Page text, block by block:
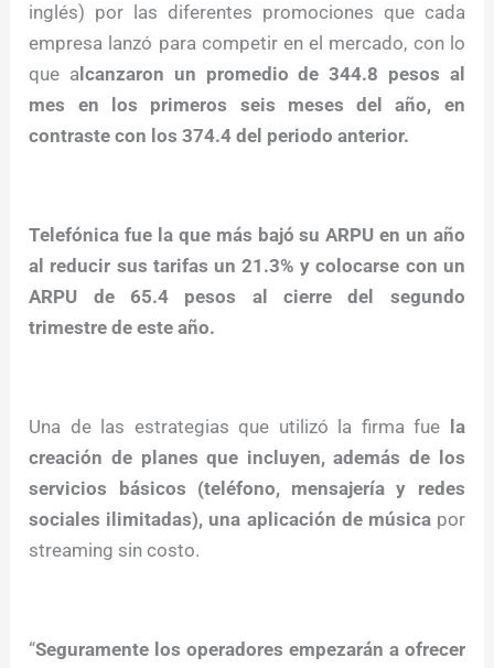
inglés) por las diferentes promociones que cada
empresa lanzó para competir en el mercado, con lo
que alcanzaron un promedio de 344.8 pesos al
mes en los primeros seis meses del año, en
contraste con los 374.4 del periodo anterior.
Telefónica fue la que más bajó su ARPU en un año
al reducir sus tarifas un 21.3% y colocarse con un
ARPU de 65.4 pesos al cierre del segundo
trimestre de este año.
Una de las estrategias que utilizó la firma fue
la
creación de planes que incluyen, además de los
servicios básicos (teléfono, mensajería y redes
sociales ilimitadas), una aplicación de músicapor
streaming sin costo.
“Seguramente los operadores empezarán a ofrecer